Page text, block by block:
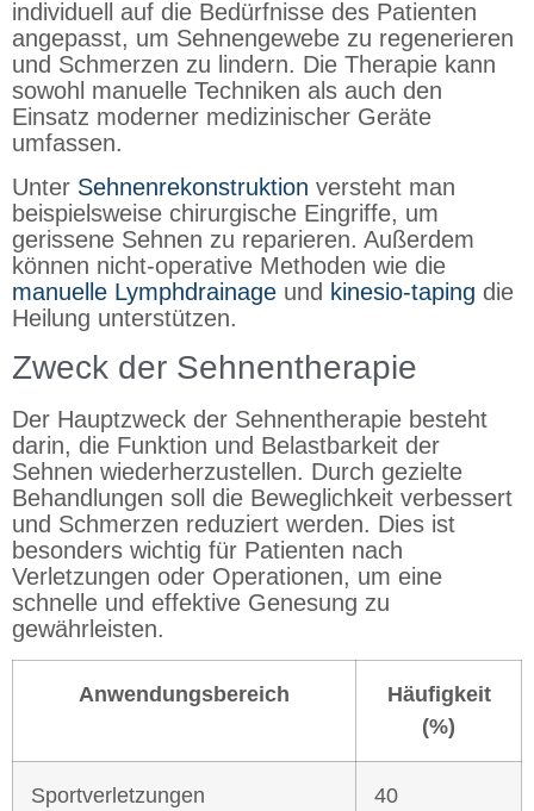
individuell auf die Bedürfnisse des Patienten
angepasst, um Sehnengewebe zu regenerieren
und Schmerzen zu lindern. Die Therapie kann
sowohl manuelle Techniken als auch den
Einsatz moderner medizinischer Geräte
umfassen.
Unter Sehnenrekonstruktion versteht man
beispielsweise chirurgische Eingriffe, um
gerissene Sehnen zu reparieren. Außerdem
können nicht-operative Methoden wie die
manuelle Lymphdrainage und kinesio-taping die
Heilung unterstützen.
Zweck der Sehnentherapie
Der Hauptzweck der Sehnentherapie besteht
darin, die Funktion und Belastbarkeit der
Sehnen wiederherzustellen. Durch gezielte
Behandlungen soll die Beweglichkeit verbessert
und Schmerzen reduziert werden. Dies ist
besonders wichtig für Patienten nach
Verletzungen oder Operationen, um eine
schnelle und effektive Genesung zu
gewährleisten.
Anwendungsbereich
Häufigkeit
(%)
Sportverletzungen 40